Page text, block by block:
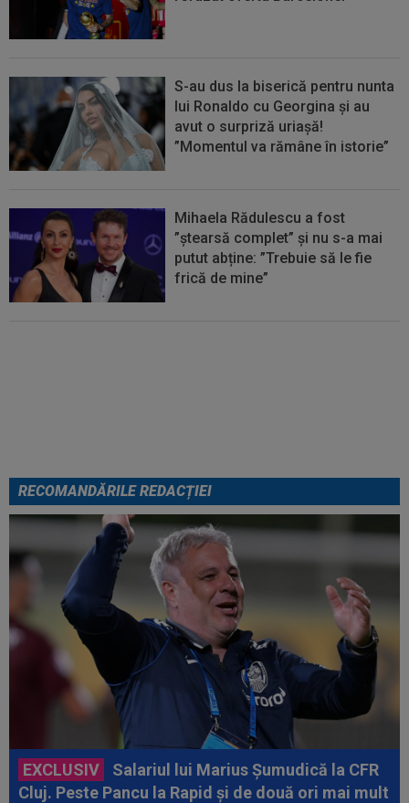
S-au dus la biserică pentru nunta
lui Ronaldo cu Georgina și au
avut o surpriză uriașă!
”Momentul va rămâne în istorie”
Mihaela Rădulescu a fost
”ștearsă complet” și nu s-a mai
putut abține: ”Trebuie să le fie
frică de mine”
RECOMANDĂRILE REDACȚIEI
EXCLUSIV
Salariul lui Marius Șumudică la CFR
Cluj. Peste Pancu la Rapid și de două ori mai mult